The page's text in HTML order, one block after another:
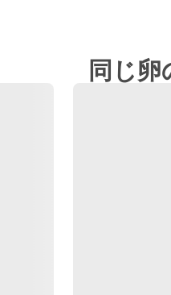
同じ卵